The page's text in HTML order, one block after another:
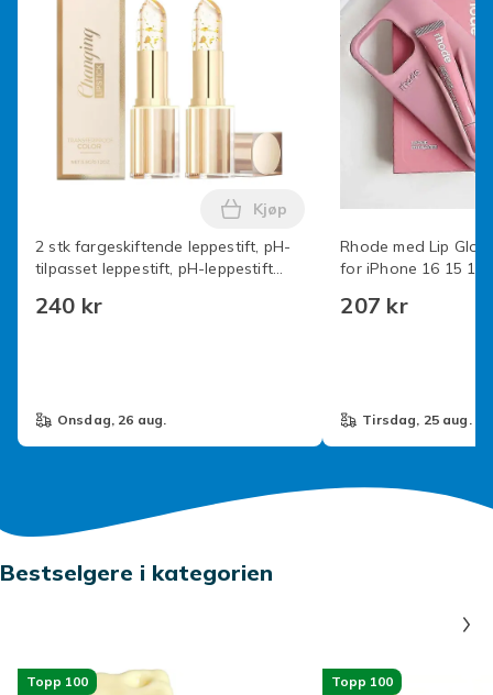
Produktsikkerhetsinformasjon
2 stk fargeskiftende leppestift, pH-
tilpasset leppestift, pH-leppestift
og fuktighetsgivende leppeglans,
240 kr
Legg 2 stk fargeskiftende
Kjøp
onsdag, 26 aug.
Rhode med Lip
for iPhone 16 15 14
207 kr
tirsdag, 25 aug.
Bestselgere i kategorien
Topp 100
Topp 100